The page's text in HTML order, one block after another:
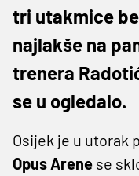
tri utakmice
najlakše na
trenera
se u ogledalo.
Osijek je u utorak
Opus Arene se